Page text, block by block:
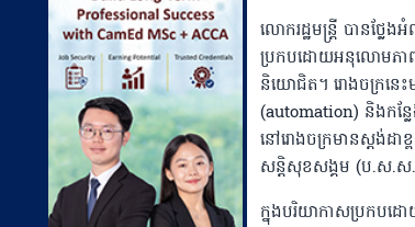
លោករដ្ឋមន្ត្រី បានថ្លែ
ប្រកបដោយអនុលោមភាពត
និយោជិត។ រោងចក្រនេះម
(automation) និងកន្លែ
នៅរោងចក្រមានស្តង់ដ
សន្តិសុខសង្គម (ប.ស.ស
ក្នុងបរិយាកាសប្រកបដោ